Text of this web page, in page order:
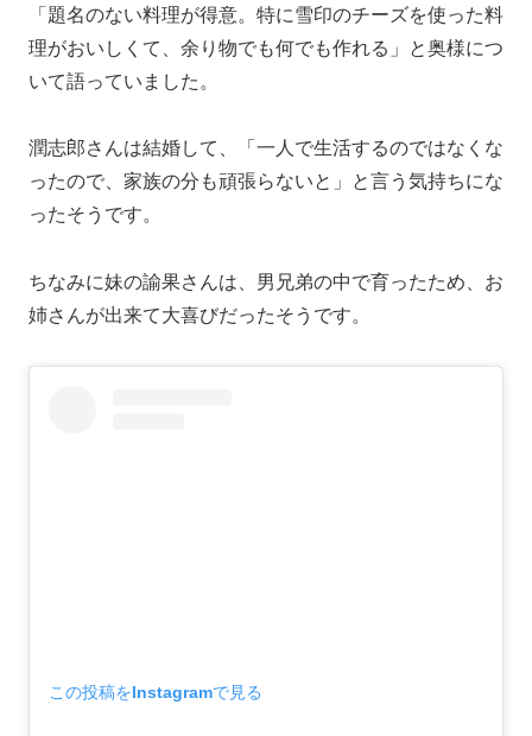
「題名のない料理が得意。特に雪印のチーズを使った料
理がおいしくて、余り物でも何でも作れる」と奥様につ
いて語っていました。
潤志郎さんは結婚して、「一人で生活するのではなくな
ったので、家族の分も頑張らないと」と言う気持ちにな
ったそうです。
ちなみに妹の諭果さんは、男兄弟の中で育ったため、お
姉さんが出来て大喜びだったそうです。
この投稿をInstagramで見る